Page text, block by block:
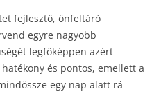
fejlesztő, önfeltáró
egyre nagyobb
legfőképpen azért
és pontos, emellett a
egy nap alatt rá